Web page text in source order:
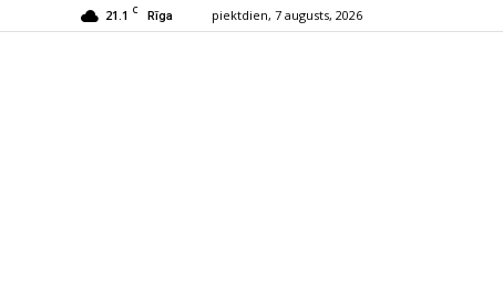
21.1 C Rīga piektdien, 7 augusts, 2026